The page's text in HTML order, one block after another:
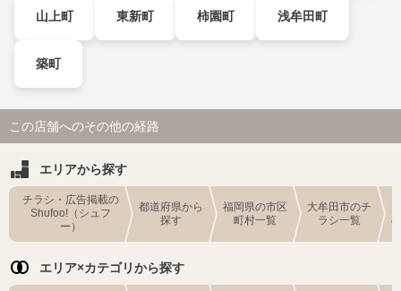
山上町 東新町 柿園町 浅牟田町
築町
この店舗へのその他の経路
エリアから探す
チラシ・広告掲載の
Shufoo!（シュフ
ー）
都道府県から
探す
福岡県の市区
町村一覧
大牟田市のチ
ラシ一覧
エリア×カテゴリから探す